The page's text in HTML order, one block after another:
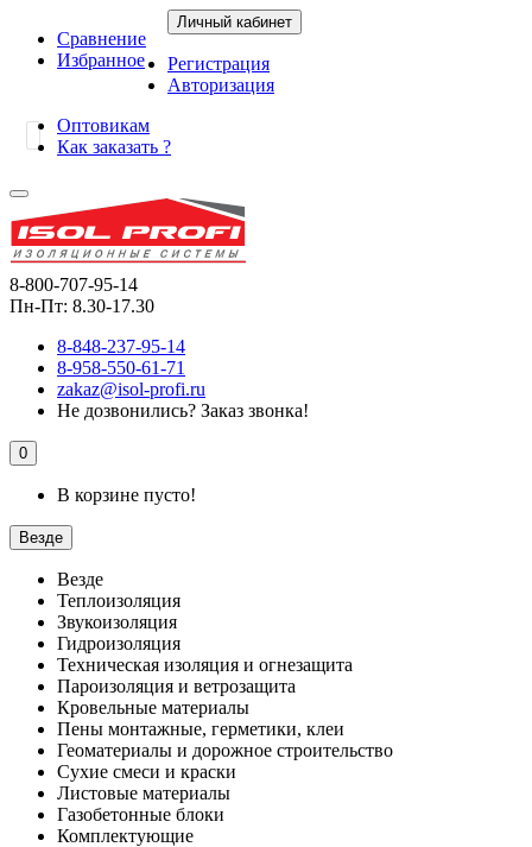
Сравнение
Избранное
Личный кабинет
Регистрация
Авторизация
Оптовикам
Как заказать ?
8-800-707-95-14
Пн-Пт: 8.30-17.30
8-848-237-95-14
8-958-550-61-71
zakaz@isol-profi.ru
Не дозвонились? Заказ звонка!
0
В корзине пусто!
Везде
Везде
Теплоизоляция
Звукоизоляция
Гидроизоляция
Техническая изоляция и огнезащита
Пароизоляция и ветрозащита
Кровельные материалы
Пены монтажные, герметики, клеи
Геоматериалы и дорожное строительство
Сухие смеси и краски
Листовые материалы
Газобетонные блоки
Комплектующие